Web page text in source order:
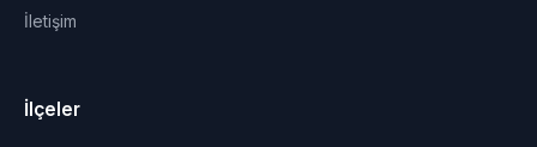
İletişim
İlçeler